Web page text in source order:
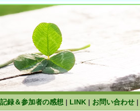
録＆参加者の感想 | LINK | お問い合わせ |